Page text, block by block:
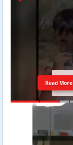
Read More